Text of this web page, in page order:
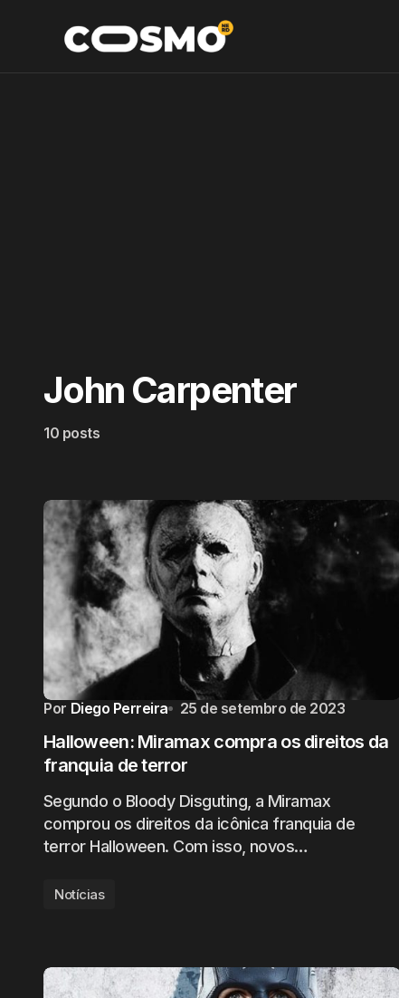
John Carpenter
10 posts
Por Diego Perreira 25 de setembro de 2023
Halloween: Miramax compra os direitos da
franquia de terror
Segundo o Bloody Disguting, a Miramax
comprou os direitos da icônica franquia de
terror Halloween. Com isso, novos…
Notícias